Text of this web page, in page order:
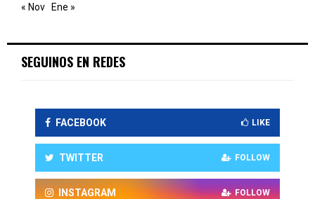
« Nov
Ene »
SEGUINOS EN REDES
FACEBOOK LIKE
TWITTER FOLLOW
INSTAGRAM FOLLOW